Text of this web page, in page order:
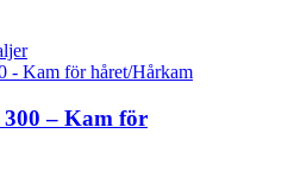
– Kam för